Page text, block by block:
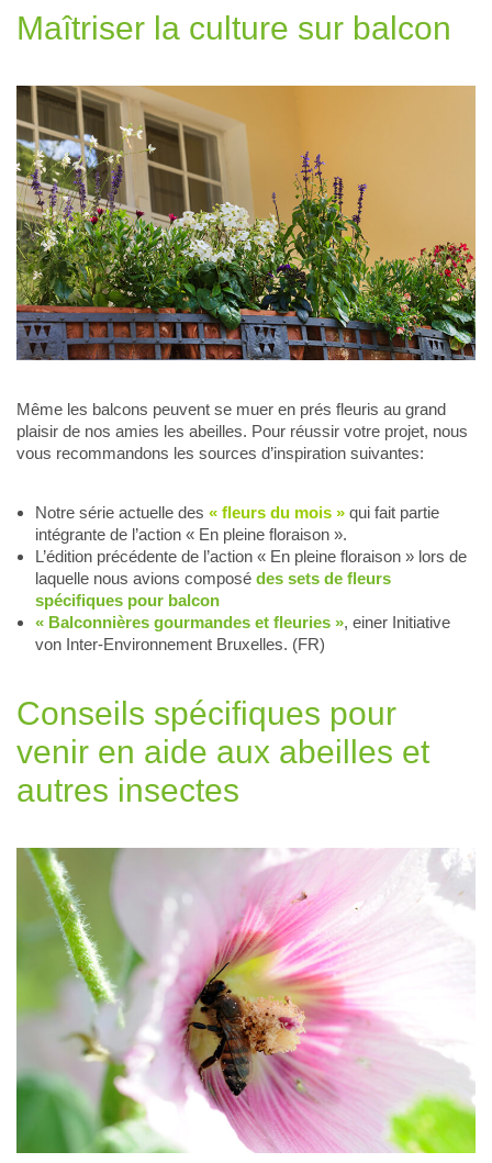
Maîtriser la culture sur balcon
Même les balcons peuvent se muer en prés fleuris au grand
plaisir de nos amies les abeilles. Pour réussir votre projet, nous
vous recommandons les sources d’inspiration suivantes:
Notre série actuelle des « fleurs du mois » qui fait partie
intégrante de l’action « En pleine floraison ».
L’édition précédente de l’action « En pleine floraison » lors de
laquelle nous avions composé des sets de fleurs
spécifiques pour balcon
« Balconnières gourmandes et fleuries », einer Initiative
von Inter-Environnement Bruxelles. (FR)
Conseils spécifiques pour
venir en aide aux abeilles et
autres insectes